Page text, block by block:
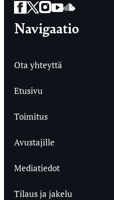
Facebook
Twitter
Instagram
YouTube
Navigaatio
Ota yhteyttä
Etusivu
Toimitus
Avustajille
Mediatiedot
Tilaus ja jakelu